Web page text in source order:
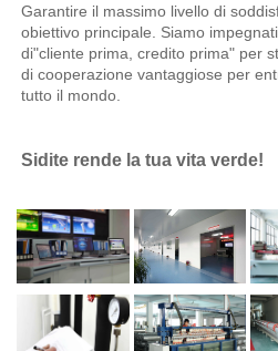
Garantire il massimo livello di
obiettivo principale. Siamo
di"cliente prima, credito prima" per
di cooperazione vantaggiose per
tutto il mondo.
Sidite rende la tua vita verde!